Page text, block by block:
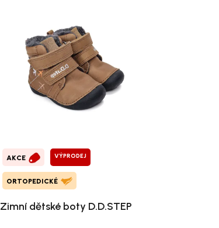
AKCE VÝPRODEJ
ORTOPEDICKÉ
Zimní dětské boty D.D.STEP